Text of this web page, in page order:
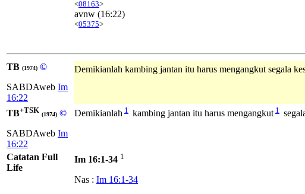
<08163>
avnw (16:22)
<05375>
TB (1974) ©
SABDAweb Im
16:22
Demikianlah kambing jantan itu harus mengangkut segala
TB+TSK (1974) ©
SABDAweb Im
16:22
Demikianlah 1 kambing jantan itu harus mengangkut 1
Catatan Full
Life
Im 16:1-34 1
Nas : Im 16:1-34